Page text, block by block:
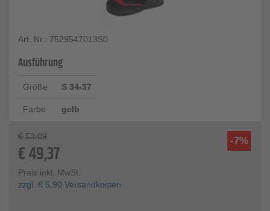
Art. Nr.: 7529547013S0
Ausführung
Größe S 34-37
Farbe gelb
-7%
€ 53,09
€49,37
Preis inkl. MwSt.
zzgl. € 5,90 Versandkosten